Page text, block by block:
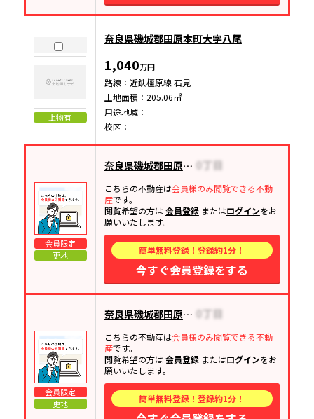
上物有
奈良県磯城郡田原本町大字八尾
1,040万円
路線：近鉄橿原線 石見
土地面積：205.06㎡
用途地域：
校区：
会員限定
更地
奈良県磯城郡田原本町大字大安寺
こちらの不動産は会員様のみ閲覧できる不動
産です。
閲覧希望の方は会員登録またはログインをお
願いいたします。
簡単無料登録！登録約1分！
今すぐ会員登録をする
会員限定
更地
奈良県磯城郡田原本町大字大安寺
こちらの不動産は会員様のみ閲覧できる不動
産です。
閲覧希望の方は会員登録またはログインをお
願いいたします。
簡単無料登録！登録約1分！